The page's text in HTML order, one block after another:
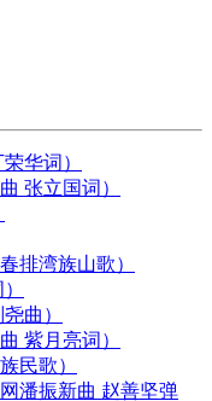
华词）
张立国词）
排湾族山歌）
曲）
紫月亮词）
民歌）
潘振新曲 赵善坚弹